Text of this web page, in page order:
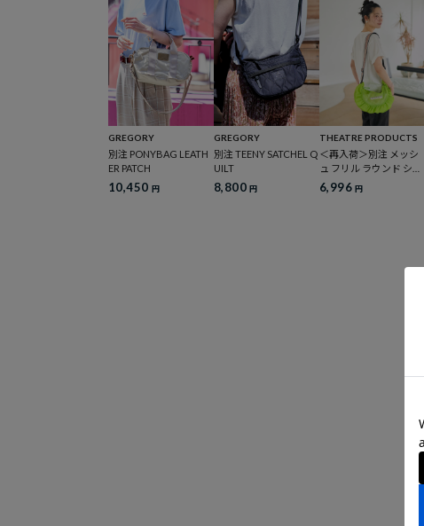
GREGORY
別注 PONYBAG LEATH
ER PATCH
10,450 円
GREGORY
別注 TEENY SATCHEL Q
UILT
8,800円
THEATRE PRODUCTS
＜再入荷＞別注 メッシ
ュ フリル ラウンド ショ
ルダーバッグ
6,996円